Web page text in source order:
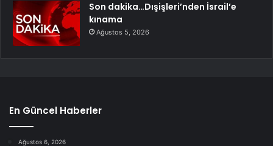
Son dakika…Dışişleri’nden İsrail’e
kınama
Ağustos 5, 2026
En Güncel Haberler
Ağustos 6, 2026